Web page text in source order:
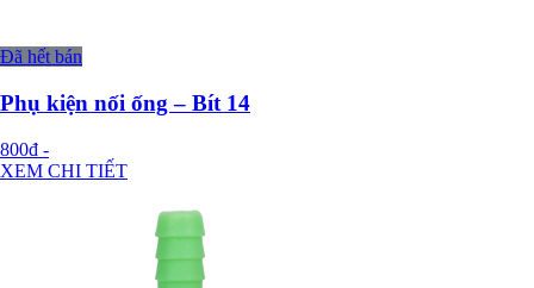
Đã hết bán
Phụ kiện nối ống – Bít 14
800đ -
XEM CHI TIẾT